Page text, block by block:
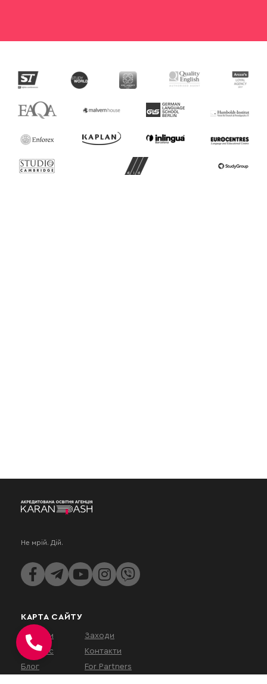
Не мрій. Дій.
КАРТА САЙТУ
Послуги
Про нас
Блог
Заходи
Контакти
For Partners